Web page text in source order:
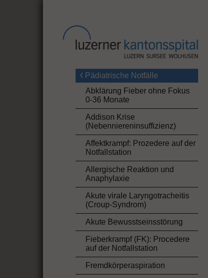
Pädiatrische Notfälle
Abklärung Fieber ohne Fokus
0-36 Monate
Addison Krise
(Nebenniereninsuffizienz)
Affektkrampf: Prozedere auf der
Notfallstation
Allergische Reaktion und
Anaphylaxie
Akute virale Laryngotracheitis
(Croup-Syndrom)
Akute Bewusstseinsstörung
Fieberkrampf (FK): Procedere
auf der Notfallstation
Fremdkörperaspiration